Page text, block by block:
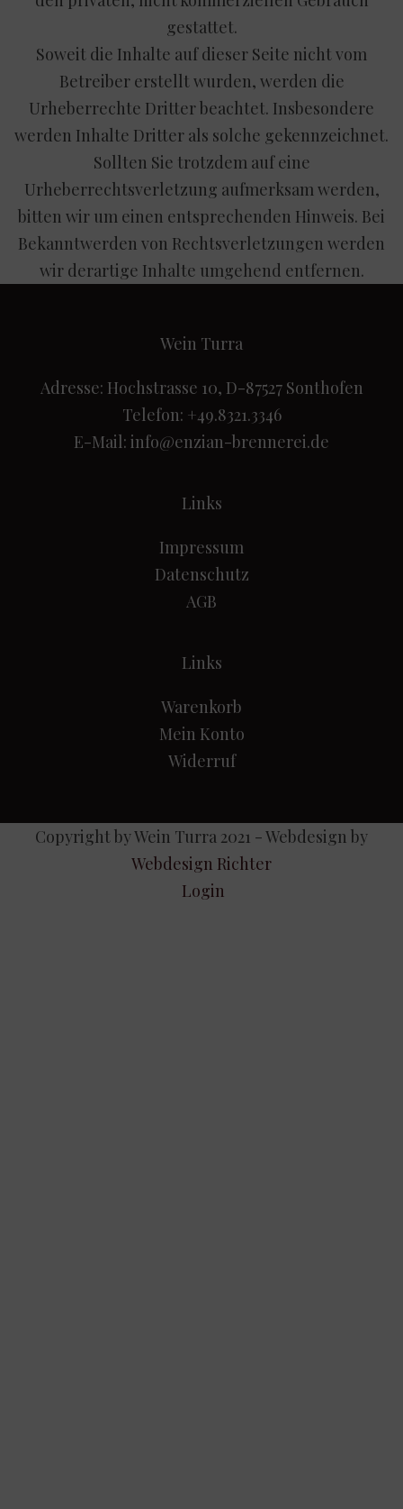
gestattet.
Soweit die Inhalte auf dieser Seite nicht vom
Betreiber erstellt wurden, werden die
Urheberrechte Dritter beachtet. Insbesondere
werden Inhalte Dritter als solche gekennzeichnet.
Sollten Sie trotzdem auf eine
Urheberrechtsverletzung aufmerksam werden,
bitten wir um einen entsprechenden Hinweis. Bei
Bekanntwerden von Rechtsverletzungen werden
wir derartige Inhalte umgehend entfernen.
Wein Turra
Adresse: Hochstrasse 10, D-87527 Sonthofen
Telefon: +49.8321.3346
E-Mail: info@enzian-brennerei.de
Links
Impressum
Datenschutz
AGB
Links
Warenkorb
Mein Konto
Widerruf
Copyright by Wein Turra 2021 - Webdesign by
Webdesign Richter
Login